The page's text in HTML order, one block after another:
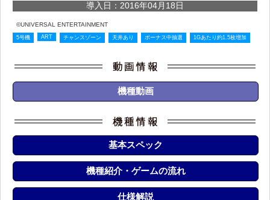
導入日：2016年04月18日
©UNIVERSAL ENTERTAINMENT
5号機 ART チャンスゾーン 天井あり ボーナス中抽選 1Gあたり約1.5枚増加
機種動画
基本スペック
機種紹介・ゲームの流れ
仕様解説